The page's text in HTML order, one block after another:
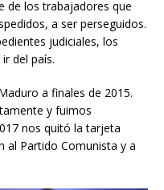
de los trabajadores que
a ser perseguidos.
judiciales, los
del país.
a finales de 2015.
y fuimos
nos quitó la tarjeta
al Partido Comunista y a